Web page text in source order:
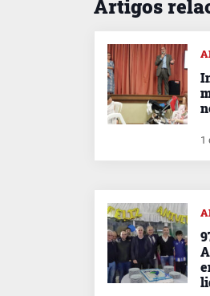
Artigos
1